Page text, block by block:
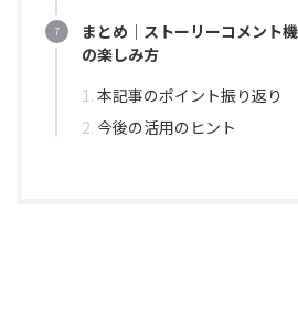
まとめ｜ストーリーコメント
の楽しみ方
本記事のポイント振り返り
今後の活用のヒント